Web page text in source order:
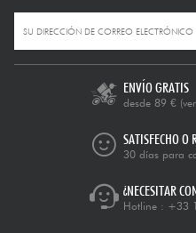
ENVÍO GRATIS
desde 89 €
SATISFECHO O
30 días para
¿NECESITAR
Hotline : +33